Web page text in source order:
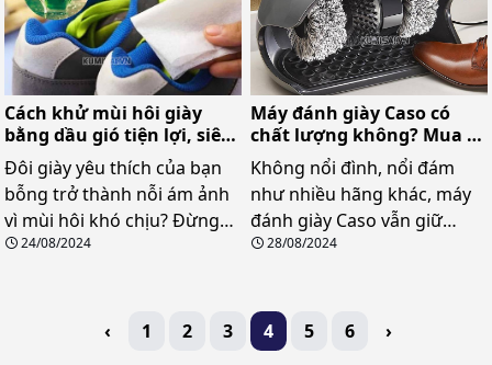
Cách khử mùi hôi giày
bằng dầu gió tiện lợi, siêu
hiệu quả
Đôi giày yêu thích của bạn
bỗng trở thành nỗi ám ảnh
vì mùi hôi khó chịu? Đừng
vội lo lắng, bởi vì dầu gió -
chính là giải pháp đơn giản
24/08/2024
Máy đánh giày Caso có
chất lượng không? Mua ở
đâu giá tốt nhất?
Không nổi đình, nổi đám
như nhiều hãng khác, máy
đánh giày Caso vẫn giữ
được một lượng khách hàng
thương hiệu này? Nên mua
model nào?
28/08/2024
‹ 1 2 3 4 5 6 ›